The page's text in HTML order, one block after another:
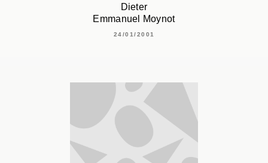
Dieter
Emmanuel Moynot
24/01/2001